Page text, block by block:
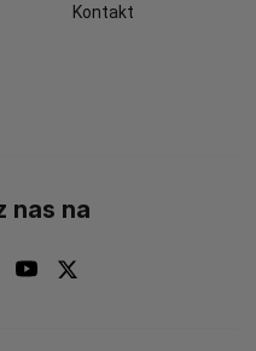
Kontakt
nas na